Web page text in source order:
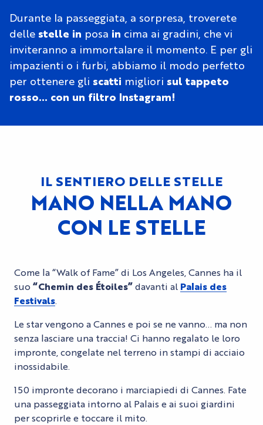
Durante la passeggiata, a sorpresa, troverete
delle stelle in posa in cima ai gradini, che vi
inviteranno a immortalare il momento. E per gli
impazienti o i furbi, abbiamo il modo perfetto
per ottenere gli scatti migliori sul tappeto
rosso… con un filtro Instagram!
IL SENTIERO DELLE STELLE
MANO NELLA MANO
CON LE STELLE
Come la “Walk of Fame” di Los Angeles, Cannes ha il
suo “Chemin des Étoiles”davanti al Palais des
Festivals.
Le star vengono a Cannes e poi se ne vanno… ma non
senza lasciare una traccia! Ci hanno regalato le loro
impronte, congelate nel terreno in stampi di acciaio
inossidabile.
150 impronte decorano i marciapiedi di Cannes. Fate
una passeggiata intorno al Palais e ai suoi giardini
per scoprirle e toccare il mito.